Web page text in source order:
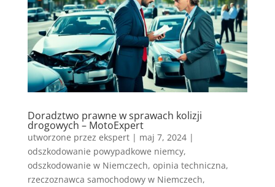
Doradztwo prawne w sprawach kolizji
drogowych – MotoExpert
utworzone przez ekspert| maj 7, 2024|
odszkodowanie powypadkowe niemcy,
odszkodowanie w Niemczech, opinia techniczna,
rzeczoznawca samochodowy w Niemczech,